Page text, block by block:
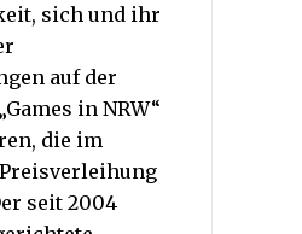
sich und ihr
auf der
in NRW“
die im
seit 2004